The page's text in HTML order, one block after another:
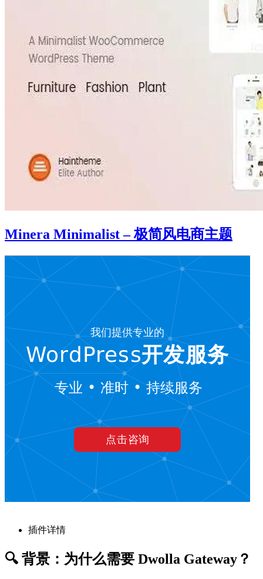
Minera Minimalist – 极简风电商主题
插件详情
🔍 背景：为什么需要 Dwolla Gateway？